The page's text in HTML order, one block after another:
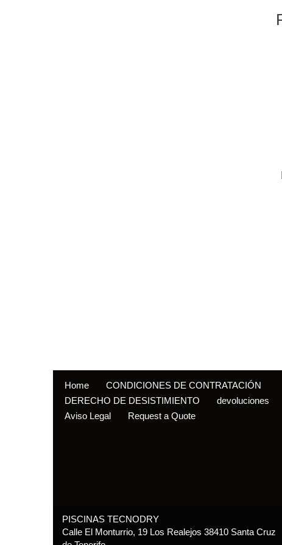
Home
CONDICIONES DE CONTRATACIÓN
DERECHO DE DESISTIMIENTO
devoluciones
Aviso Legal
Request a Quote
PISCINAS TECNODRY
Calle El Monturrio, 19 Los Realejos 38410 Santa Cruz